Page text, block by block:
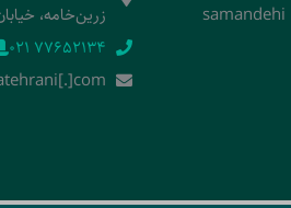
زرین‌خامه،
‭021 77652134‬